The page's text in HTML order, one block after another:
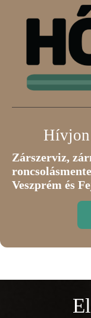
Hívjon
Zárszerviz,
Veszprém és